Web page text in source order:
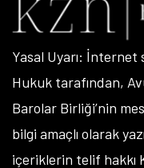
Yasal Uyarı:
Hukuk tarafından,
Barolar Birliği’nin
bilgi amaçlı olarak
içeriklerin telif hakkı